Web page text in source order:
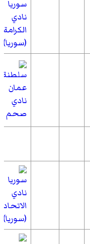
نادي
الكرامة
(سوريا)
نادي
صحم
نادي
الاتحاد
(سوريا)